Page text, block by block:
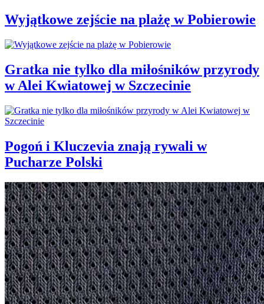
Wyjątkowe zejście na plażę w Pobierowie
Gratka nie tylko dla miłośników przyrody
w Alei Kwiatowej w Szczecinie
Pogoń i Kluczevia znają rywali w
Pucharze Polski